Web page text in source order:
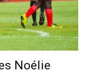
Noélie